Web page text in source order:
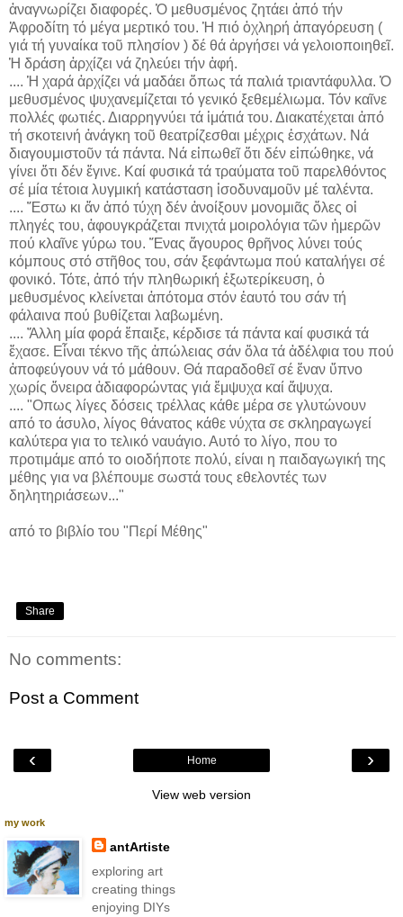
ἀναγνωρίζει διαφορές. Ὁ μεθυσμένος ζητάει ἀπό τήν
Ἀφροδίτη τό μέγα μερτικό του. Ἡ πιό ὀχληρή ἀπαγόρευση (
γιά τή γυναίκα τοῦ πλησίον ) δέ θά ἀργήσει νά γελοιοποιηθεῖ.
Ἡ δράση ἀρχίζει νά ζηλεύει τήν ἁφή.
.... Ἡ χαρά ἀρχίζει νά μαδάει ὅπως τά παλιά τριαντάφυλλα. Ὁ
μεθυσμένος ψυχανεμίζεται τό γενικό ξεθεμέλιωμα. Τόν καῖνε
πολλές φωτιές. Διαρρηγνύει τά ἱμάτιά του. Διακατέχεται ἀπό
τή σκοτεινή ἀνάγκη τοῦ θεατρίζεσθαι μέχρις ἐσχάτων. Νά
διαγουμιστοῦν τά πάντα. Νά εἰπωθεῖ ὅτι δέν εἰπώθηκε, νά
γίνει ὅτι δέν ἔγινε. Καί φυσικά τά τραύματα τοῦ παρελθόντος
σέ μία τέτοια λυγμική κατάσταση ἰσοδυναμοῦν μέ ταλέντα.
.... Ἔστω κι ἄν ἀπό τύχη δέν ἀνοίξουν μονομιᾶς ὅλες οἱ
πληγές του, ἀφουγκράζεται πνιχτά μοιρολόγια τῶν ἡμερῶν
πού κλαῖνε γύρω του. Ἕνας ἄγουρος θρῆνος λύνει τούς
κόμπους στό στῆθος του, σάν ξεφάντωμα πού καταλήγει σέ
φονικό. Τότε, ἀπό τήν πληθωρική ἐξωτερίκευση, ὁ
μεθυσμένος κλείνεται ἀπότομα στόν ἑαυτό του σάν τή
φάλαινα πού βυθίζεται λαβωμένη.
.... Ἄλλη μία φορά ἔπαιξε, κέρδισε τά πάντα καί φυσικά τά
ἔχασε. Εἶναι τέκνο τῆς ἀπώλειας σάν ὅλα τά ἀδέλφια του πού
ἀποφεύγουν νά τό μάθουν. Θά παραδοθεῖ σέ ἕναν ὕπνο
χωρίς ὄνειρα ἀδιαφορώντας γιά ἔμψυχα καί ἄψυχα.
.... "Οπως λίγες δόσεις τρέλλας κάθε μέρα σε γλυτώνουν
από το άσυλο, λίγος θάνατος κάθε νύχτα σε σκληραγωγεί
καλύτερα για το τελικό ναυάγιο. Αυτό το λίγο, που το
προτιμάμε από το οιοδήποτε πολύ, είναι η παιδαγωγική της
μέθης για να βλέπουμε σωστά τους εθελοντές των
δηλητηριάσεων..."
από το βιβλίο του "Περί Μέθης"
Share
No comments:
Post a Comment
‹ ›
Home
View web version
my work
antArtiste
exploring art
creating things
enjoying DIYs